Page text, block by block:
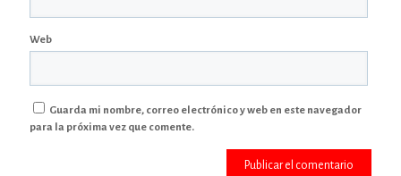
Web
Guarda mi nombre, correo electrónico y web en este navegador
para la próxima vez que comente.